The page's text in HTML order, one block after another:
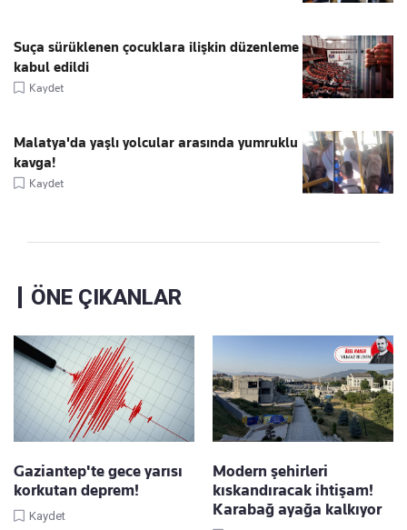
Suça sürüklenen çocuklara ilişkin düzenleme
kabul edildi
Kaydet
Malatya'da yaşlı yolcular arasında yumruklu
kavga!
Kaydet
ÖNE ÇIKANLAR
Gaziantep'te gece yarısı
korkutan deprem!
Kaydet
Modern şehirleri
kıskandıracak ihtişam!
Karabağ ayağa kalkıyor